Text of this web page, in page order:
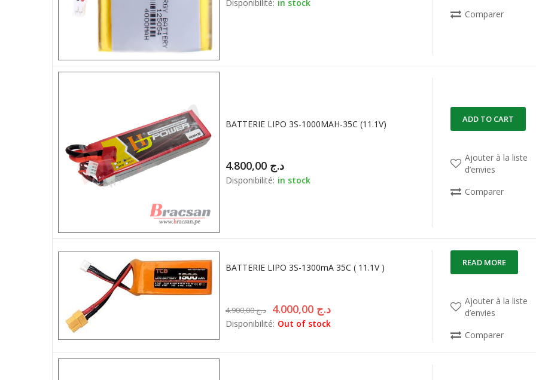
Disponibilité: in stock
Comparer
BATTERIE LIPO 3S-1000MAH-35C (11.1V)
د.ج
Disponibilité: in stock
ADD TO CART
Ajouter à la liste
d’envies
Comparer
BATTERIE LIPO 3S-1300mA 35C ( 11.1V )
د.ج4.900,00 د.ج
Disponibilité: Out of stock
READ MORE
Ajouter à la liste
d’envies
Comparer